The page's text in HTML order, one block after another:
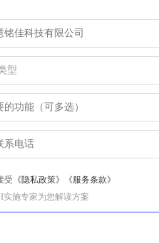
受 《隐私政策》
《服务条款》
实施专家为您解读方案